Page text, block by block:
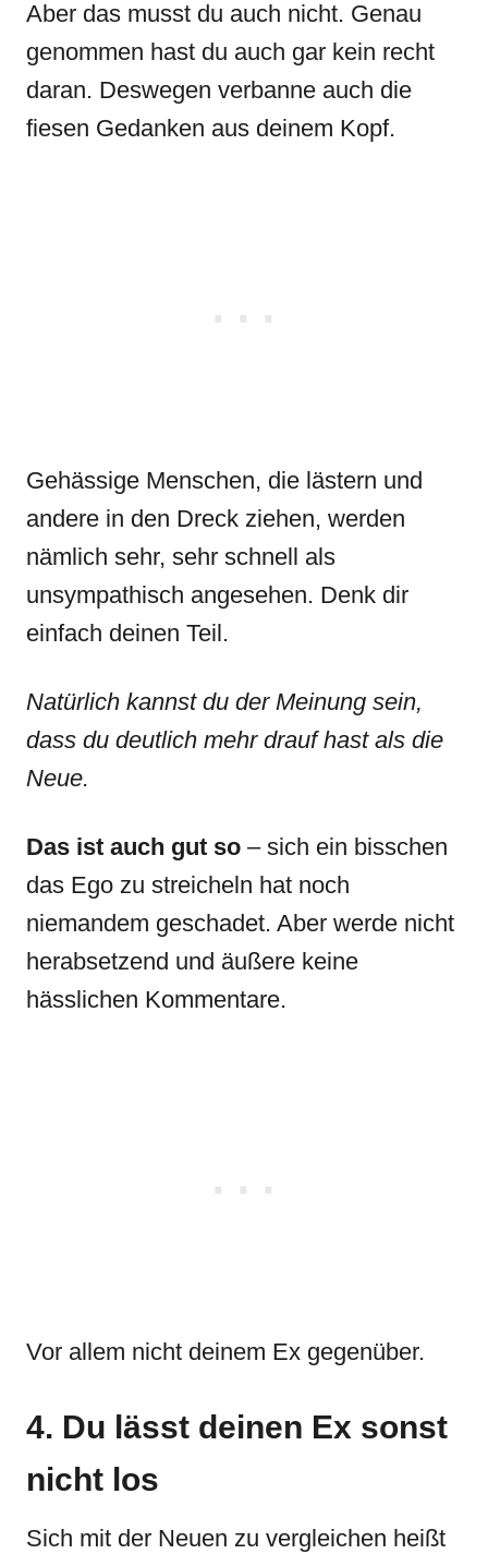
Aber das musst du auch nicht. Genau
genommen hast du auch gar kein recht
daran. Deswegen verbanne auch die
fiesen Gedanken aus deinem Kopf.
Gehässige Menschen, die lästern und
andere in den Dreck ziehen, werden
nämlich sehr, sehr schnell als
unsympathisch angesehen. Denk dir
einfach deinen Teil.
Natürlich kannst du der Meinung sein,
dass du deutlich mehr drauf hast als die
Neue.
Das ist auch gut so – sich ein bisschen
das Ego zu streicheln hat noch
niemandem geschadet. Aber werde nicht
herabsetzend und äußere keine
hässlichen Kommentare.
Vor allem nicht deinem Ex gegenüber.
4. Du lässt deinen Ex sonst
nicht los
Sich mit der Neuen zu vergleichen heißt